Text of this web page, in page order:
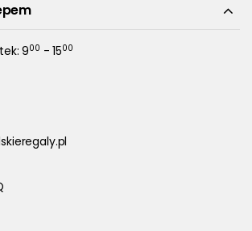
900 - 1500